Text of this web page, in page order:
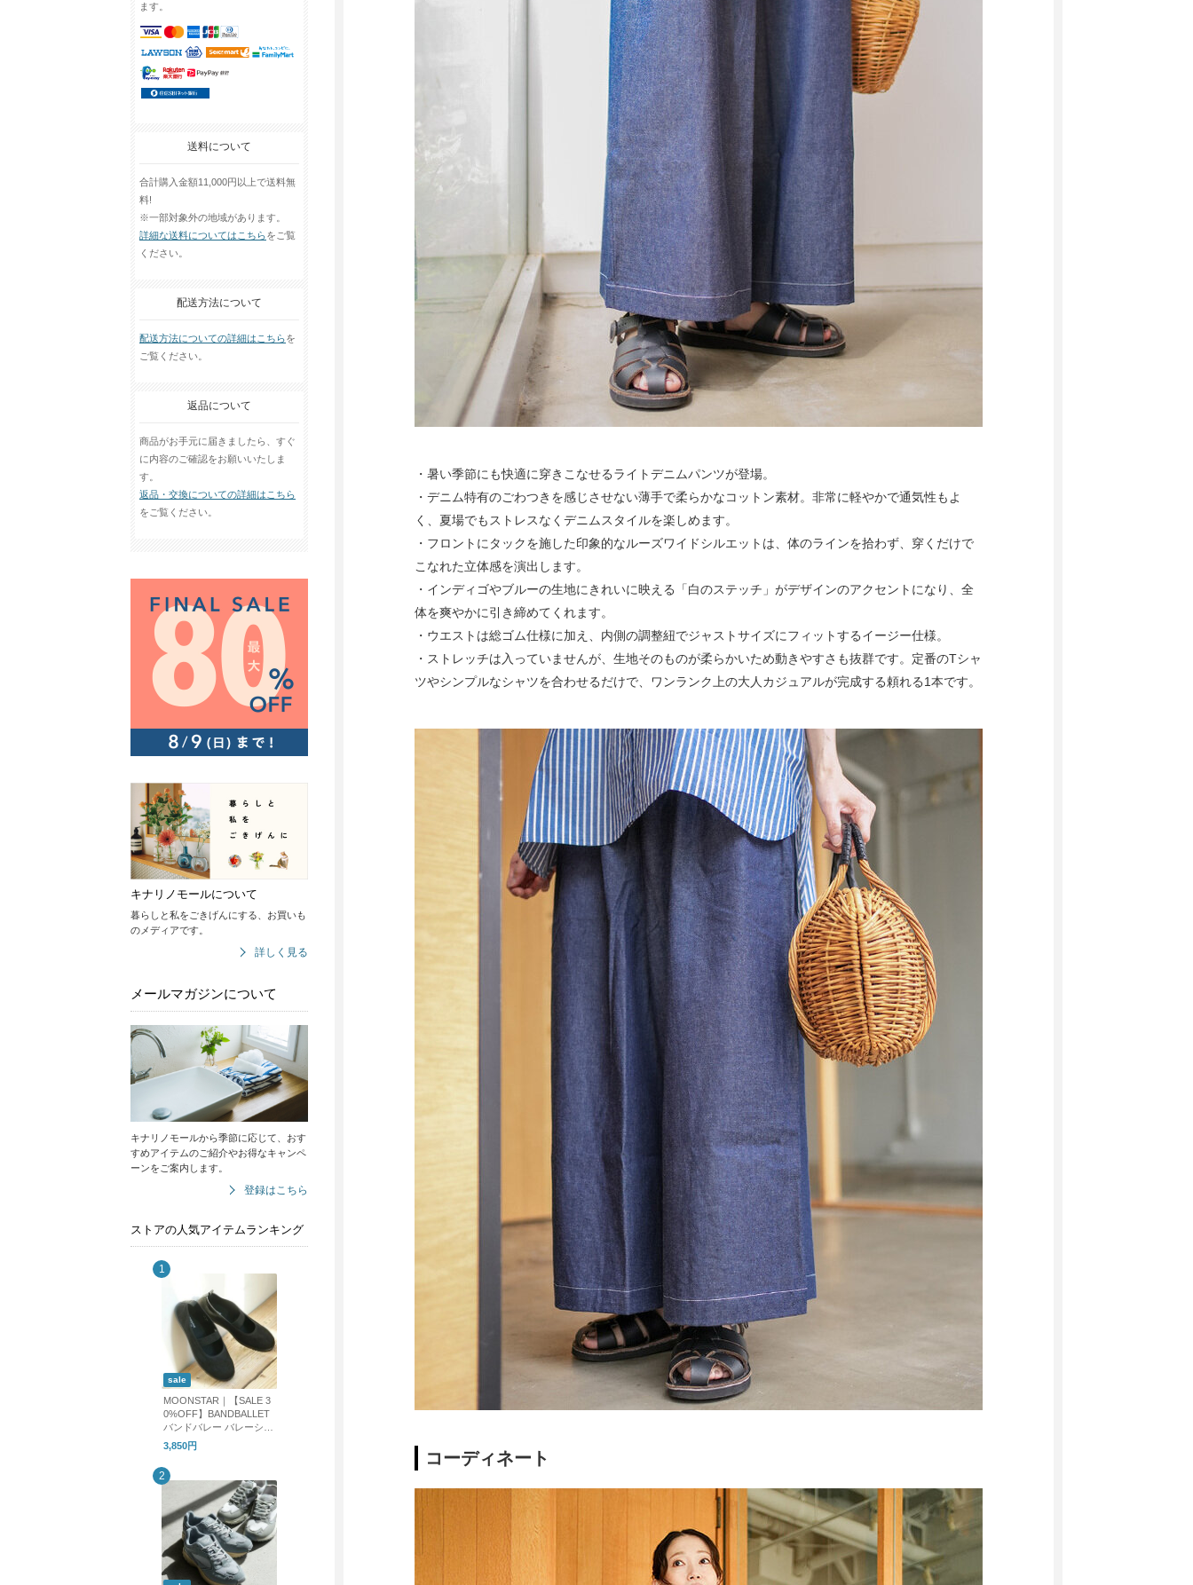
ます。
送料について
合計購入金額11,000円以上で送料無
料!
※一部対象外の地域があります。
詳細な送料についてはこちらをご覧
ください。
配送方法について
配送方法についての詳細はこちらを
ご覧ください。
返品について
商品がお手元に届きましたら、すぐ
に内容のご確認をお願いいたしま
す。
返品・交換についての詳細はこちら
をご覧ください。
キナリノモールについて
暮らしと私をごきげんにする、お買いも
のメディアです。
詳しく見る
メールマガジンについて
キナリノモールから季節に応じて、おす
すめアイテムのご紹介やお得なキャンペ
ーンをご案内します。
登録はこちら
ストアの人気アイテムランキング
sale
MOONSTAR｜【SALE 3
0%OFF】BANDBALLET
バンドバレー バレーシュ
ーズ フラットシューズ b
andballet
3,850円
・暑い季節にも快適に穿きこなせるライトデニムパンツが登場。
・デニム特有のごわつきを感じさせない薄手で柔らかなコットン素材。非常に軽やかで通気性もよ
く、夏場でもストレスなくデニムスタイルを楽しめます。
・フロントにタックを施した印象的なルーズワイドシルエットは、体のラインを拾わず、穿くだけで
こなれた立体感を演出します。
・インディゴやブルーの生地にきれいに映える「白のステッチ」がデザインのアクセントになり、全
体を爽やかに引き締めてくれます。
・ウエストは総ゴム仕様に加え、内側の調整紐でジャストサイズにフィットするイージー仕様。
・ストレッチは入っていませんが、生地そのものが柔らかいため動きやすさも抜群です。定番のTシャ
ツやシンプルなシャツを合わせるだけで、ワンランク上の大人カジュアルが完成する頼れる1本です。
コーディネート